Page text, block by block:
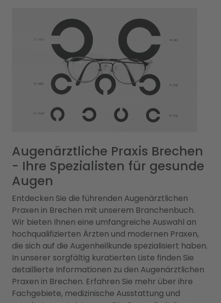
Augenärztliche Praxis Brechen
- Ihre Spezialisten für gesunde
Augen
Entdecken Sie die führenden Augenärztlichen
Praxen in Brechen mit unserem Branchenbuch.
Wir bieten Ihnen eine umfangreiche Auswahl an
hochqualifizierten Ärzten und modernen Praxen,
die sich auf die Augenheilkunde spezialisiert haben.
In unserer sorgfältig kuratierten Liste finden Sie
detaillierte Informationen zu den Augenärztlichen
Praxen in Brechen. Erfahren Sie mehr über ihre
Fachgebiete, medizinische Ausstattung und